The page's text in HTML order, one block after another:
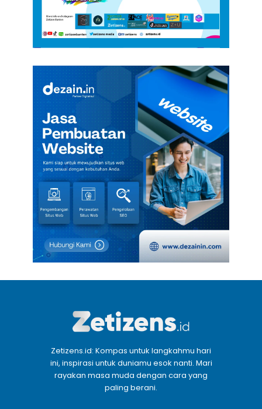
Zetizens.id: Kompas untuk langkahmu hari
ini, inspirasi untuk duniamu esok nanti. Mari
rayakan masa muda dengan cara yang
paling berani.